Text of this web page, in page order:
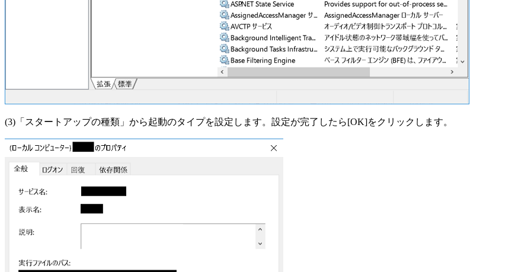
(3)「スタートアップの種類」から起動のタイプを設定します。設定が完了したら[OK]をクリックします。